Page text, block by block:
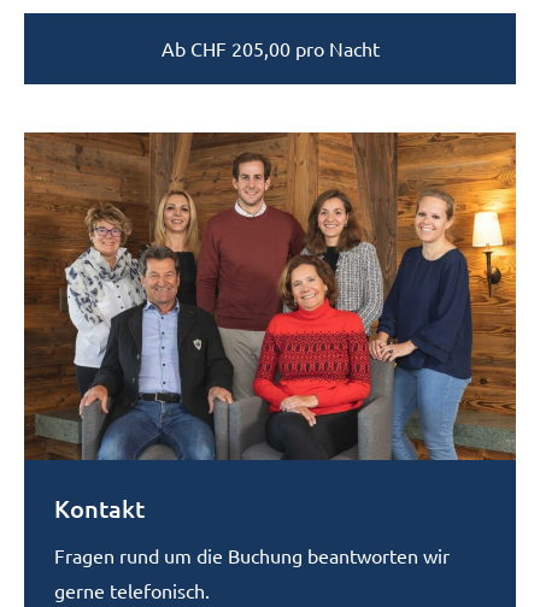
Ab CHF 205,00pro Nacht
Kontakt
Fragen rund um die Buchung beantworten wir
gerne telefonisch.